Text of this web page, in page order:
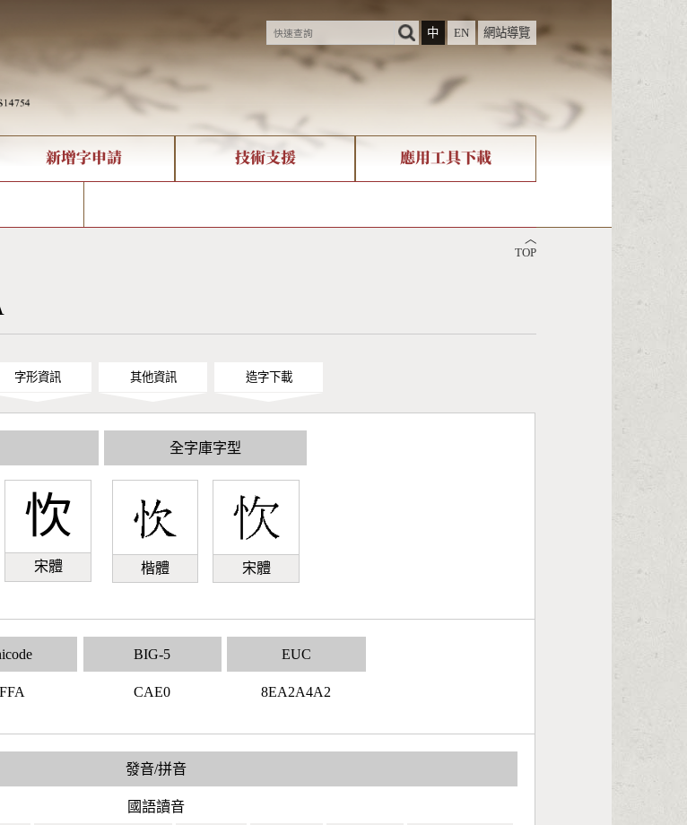
中
EN 網站導覽
新增字申請 技術支援 應用工具下載
︿
TOP
字形資訊 其他資訊 造字下載
忺
宋體
全字庫字型
楷體 宋體
BIG-5
CAE0
EUC
8EA2A4A2
發音/拼音
國語讀音